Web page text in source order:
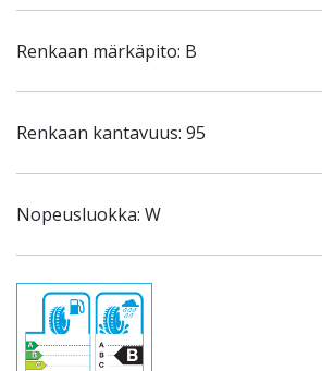
Renkaan märkäpito: B
Renkaan kantavuus: 95
Nopeusluokka: W